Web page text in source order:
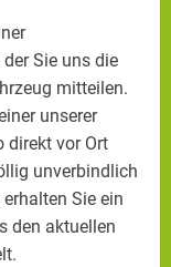
Sie uns die
mitteilen.
unserer
direkt vor Ort
unverbindlich
Sie ein
den aktuellen